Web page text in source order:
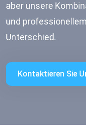
aber unsere
und
Unterschied.
Kontaktieren Sie